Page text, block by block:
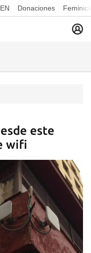
Donaciones
este
wifi